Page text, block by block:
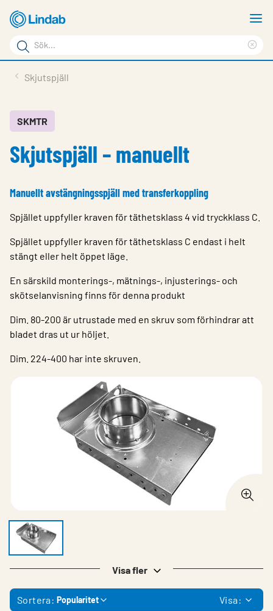
Hoppa
till
huvudinnehållet
Sökord
Sök
på
Service & Support
Hållbarhet
Om Lindab
Kontakt
Logga in
Choose languge
Sweden
Skjutspjäll
SKMTR
Skjutspjäll – manuellt
Manuellt avstängningsspjäll med transferkoppling
Spjället uppfyller kraven för täthetsklass 4 vid tryckklass C.
Spjället uppfyller kraven för täthetsklass C endast i helt
stängt eller helt öppet läge.
En särskild monterings-, mätnings-, injusterings- och
skötselanvisning finns för denna produkt
Dim. 80-200 är utrustade med en skruv som förhindrar att
bladet dras ut ur höljet.
Dim. 224-400 har inte skruven.
Visa fler
Sortera: Popularitet Visa: